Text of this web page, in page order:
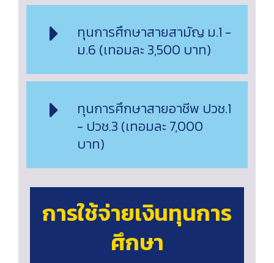
ทุนการศึกษาสายสามัญ ม.1 -
ม.6 (เทอมละ 3,500 บาท)
ทุนการศึกษาสายอาชีพ ปวช.1
- ปวช.3 (เทอมละ 7,000
บาท)
การใช้จ่ายเงินทุนการ
ศึกษา